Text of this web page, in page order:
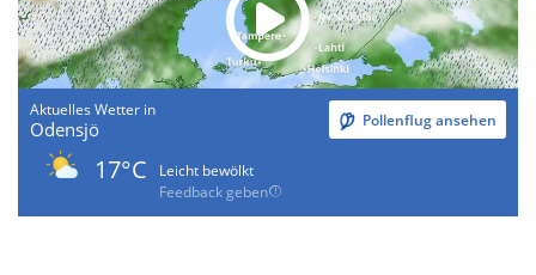
Aktuelles Wetter in
Odensjö Pollenflug ansehen
17°C
Leicht bewölkt
Feedback geben